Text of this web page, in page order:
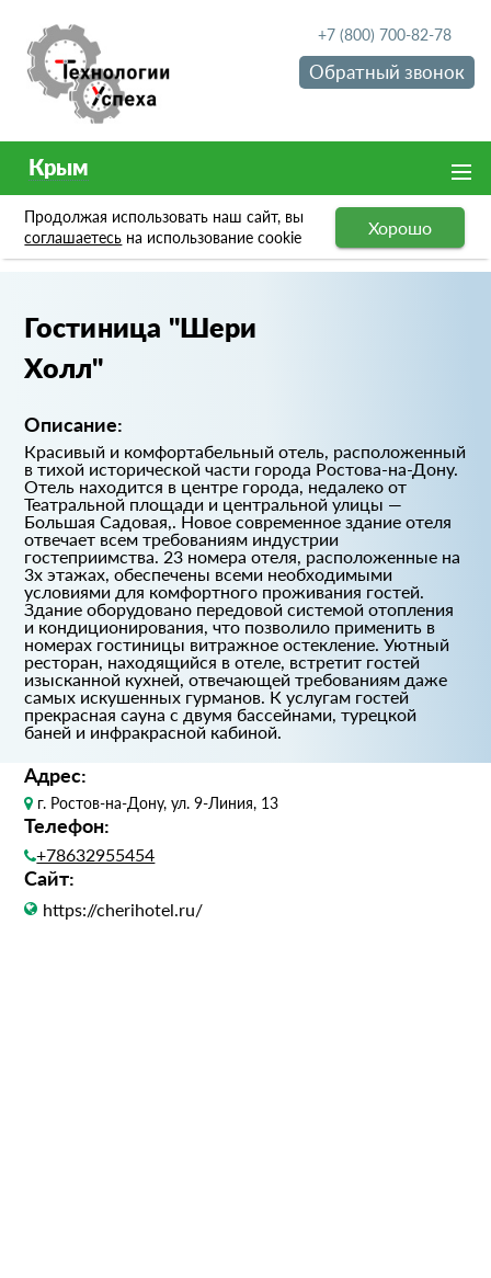
+7 (800) 700-82-78
Обратный звонок
Крым
Продолжая использовать наш сайт, вы
соглашаетесь на использование cookie Хорошо
Портфолио Гостиница "Шери Холл"
Гостиница "Шери
Холл"
Описание:
Красивый и комфортабельный отель, расположенный
в тихой исторической части города Ростова-на-Дону.
Отель находится в центре города, недалеко от
Театральной площади и центральной улицы —
Большая Садовая,. Новое современное здание отеля
отвечает всем требованиям индустрии
гостеприимства. 23 номера отеля, расположенные на
3х этажах, обеспечены всеми необходимыми
условиями для комфортного проживания гостей.
Здание оборудовано передовой системой отопления
и кондиционирования, что позволило применить в
номерах гостиницы витражное остекление. Уютный
ресторан, находящийся в отеле, встретит гостей
изысканной кухней, отвечающей требованиям даже
самых искушенных гурманов. К услугам гостей
прекрасная сауна с двумя бассейнами, турецкой
баней и инфракрасной кабиной.
Адрес:
г. Ростов-на-Дону, ул. 9-Линия, 13
Телефон:
+78632955454
Сайт:
https://cherihotel.ru/